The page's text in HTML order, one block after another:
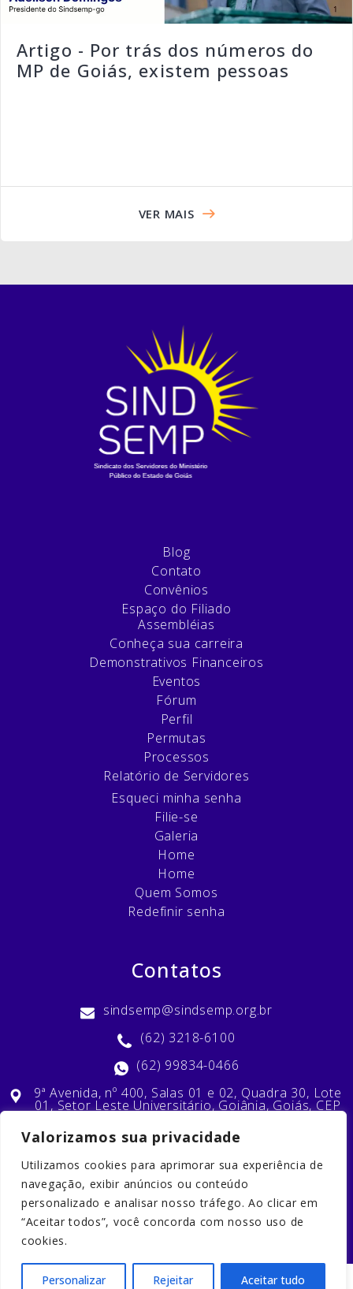
Valorizamos sua privacidade
Utilizamos cookies para aprimorar sua experiência de
navegação, exibir anúncios ou conteúdo
personalizado e analisar nosso tráfego. Ao clicar em
“Aceitar todos”, você concorda com nosso uso de
cookies.
Personalizar Rejeitar Aceitar tudo
Artigo - Por trás dos números do
MP de Goiás, existem pessoas
VER MAIS
Blog
Contato
Convênios
Espaço do Filiado
Assembléias
Conheça sua carreira
Demonstrativos Financeiros
Eventos
Fórum
Perfil
Permutas
Processos
Relatório de Servidores
Esqueci minha senha
Filie-se
Galeria
Home
Home
Quem Somos
Redefinir senha
Contatos
sindsemp@sindsemp.org.br
(62) 3218-6100
(62) 99834-0466
9ª Avenida, nº 400, Salas 01 e 02, Quadra 30, Lote
01, Setor Leste Universitário, Goiânia, Goiás, CEP
Nossas Redes Sociais
2023 © Copyright. Todos os direitos reservados. Desenvolvido por